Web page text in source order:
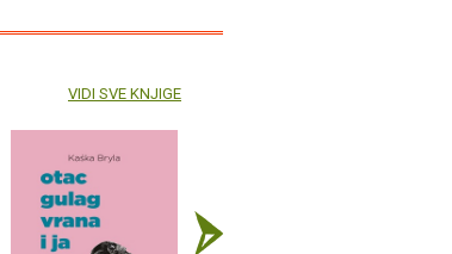
VIDI SVE KNJIGE